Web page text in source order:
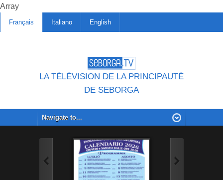
Array
Français Italiano English
LA TÉLÉVISION DE LA PRINCIPAUTÉ
DE SEBORGA